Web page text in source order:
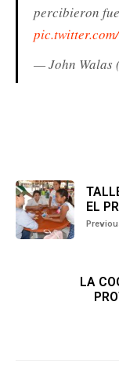
percibieron
— John Walas
EL
LA